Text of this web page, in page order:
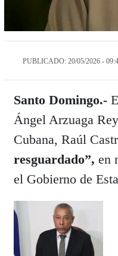
PUBLICADO: 20/05/2026 -
Santo Domingo.-
Ángel Arzuaga
Cubana, Raúl
resguardado”, en
el Gobierno de